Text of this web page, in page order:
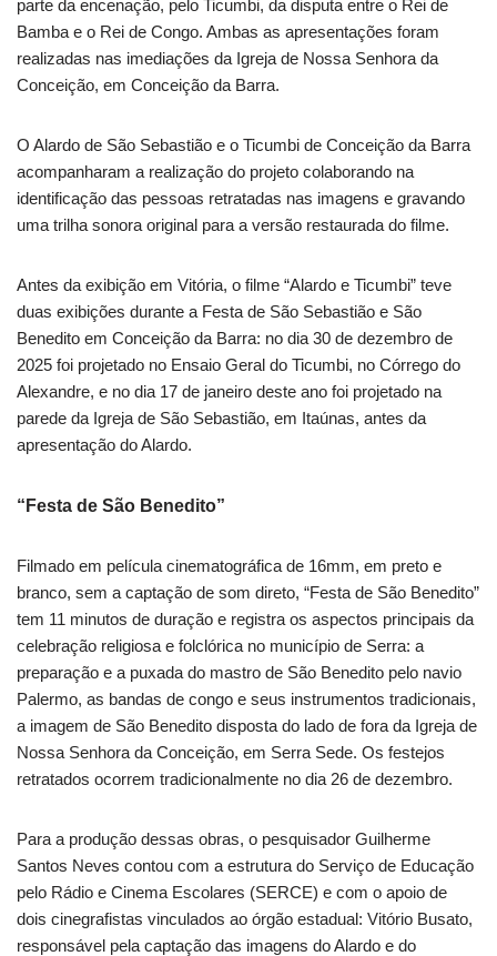
parte da encenação, pelo Ticumbi, da disputa entre o Rei de
Bamba e o Rei de Congo. Ambas as apresentações foram
realizadas nas imediações da Igreja de Nossa Senhora da
Conceição, em Conceição da Barra.
O Alardo de São Sebastião e o Ticumbi de Conceição da Barra
acompanharam a realização do projeto colaborando na
identificação das pessoas retratadas nas imagens e gravando
uma trilha sonora original para a versão restaurada do filme.
Antes da exibição em Vitória, o filme “Alardo e Ticumbi” teve
duas exibições durante a Festa de São Sebastião e São
Benedito em Conceição da Barra: no dia 30 de dezembro de
2025 foi projetado no Ensaio Geral do Ticumbi, no Córrego do
Alexandre, e no dia 17 de janeiro deste ano foi projetado na
parede da Igreja de São Sebastião, em Itaúnas, antes da
apresentação do Alardo.
“Festa de São Benedito”
Filmado em película cinematográfica de 16mm, em preto e
branco, sem a captação de som direto, “Festa de São Benedito”
tem 11 minutos de duração e registra os aspectos principais da
celebração religiosa e folclórica no município de Serra: a
preparação e a puxada do mastro de São Benedito pelo navio
Palermo, as bandas de congo e seus instrumentos tradicionais,
a imagem de São Benedito disposta do lado de fora da Igreja de
Nossa Senhora da Conceição, em Serra Sede. Os festejos
retratados ocorrem tradicionalmente no dia 26 de dezembro.
Para a produção dessas obras, o pesquisador Guilherme
Santos Neves contou com a estrutura do Serviço de Educação
pelo Rádio e Cinema Escolares (SERCE) e com o apoio de
dois cinegrafistas vinculados ao órgão estadual: Vitório Busato,
responsável pela captação das imagens do Alardo e do